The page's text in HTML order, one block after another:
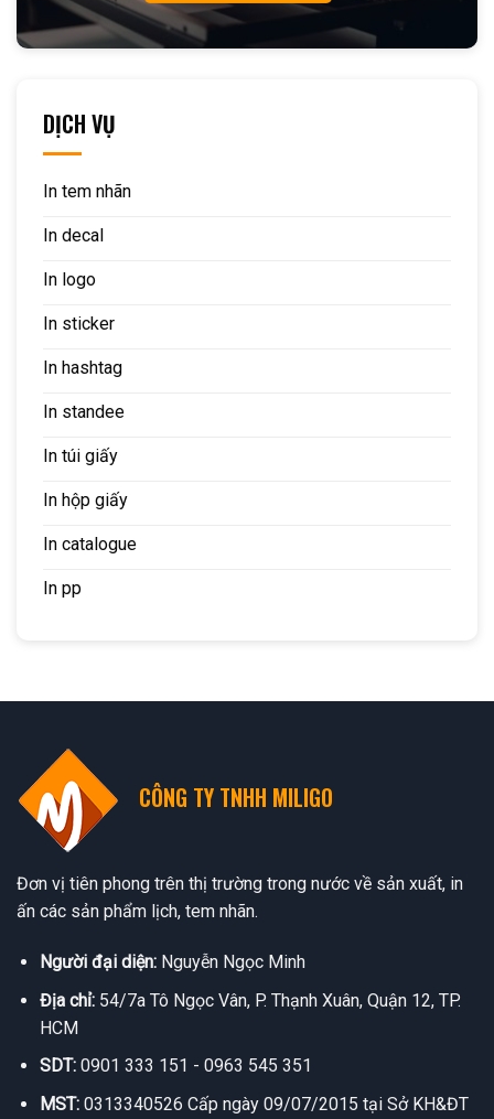
DỊCH VỤ
In tem nhãn
In decal
In logo
In sticker
In hashtag
In standee
In túi giấy
In hộp giấy
In catalogue
In pp
CÔNG TY TNHH MILIGO
Đơn vị tiên phong trên thị trường trong nước về sản xuất, in
ấn các sản phẩm lịch, tem nhãn.
Người đại diện:Nguyễn Ngọc Minh
Địa chỉ:54/7a Tô Ngọc Vân, P. Thạnh Xuân, Quận 12, TP.
HCM
SDT:0901 333 151 - 0963 545 351
MST:0313340526 Cấp ngày 09/07/2015 tại Sở KH&ĐT